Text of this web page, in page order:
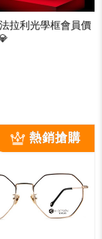
拉利光學框會員價